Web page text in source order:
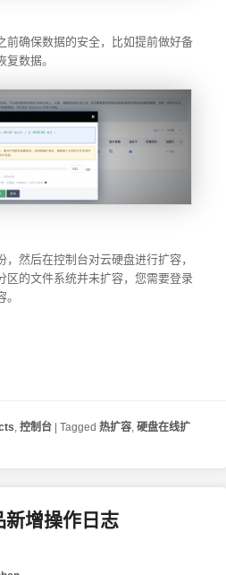
前确保数据的安全，比如提前做好备
数据。
然后在控制台对云硬盘进行扩容，
区的文件系统并未扩容，您需要登录
,控制台 |Tagged 热扩容 ,硬盘在线扩
新增操作日志